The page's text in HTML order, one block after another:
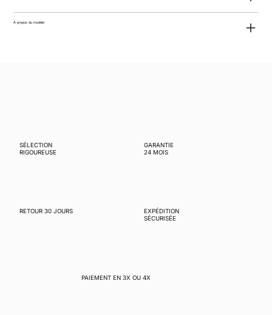
À propos du modèle
SÉLECTION
RIGOUREUSE
GARANTIE
24 MOIS
RETOUR 30 JOURS
EXPÉDITION
SÉCURISÉE
PAIEMENT EN 3X OU 4X